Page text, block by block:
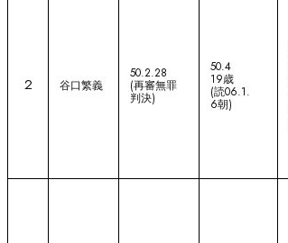
2 谷口繁義
50.2.28
(再審無罪
判決)
50.4
19歳
(読06.1.
6朝)